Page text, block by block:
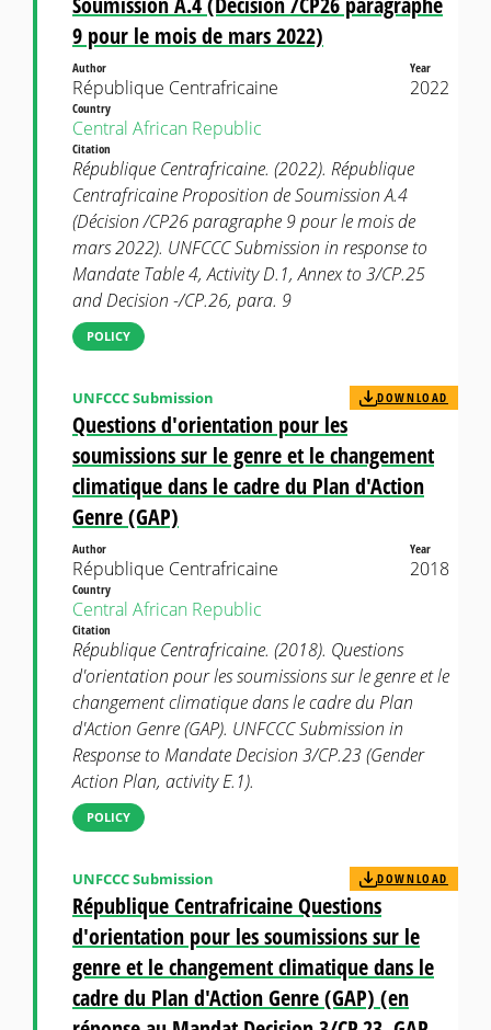
9 pour le mois de mars 2022)
Author
République Centrafricaine
Year
2022
Country
Central African Republic
Citation
République Centrafricaine. (2022). République
Centrafricaine Proposition de Soumission A.4
(Décision /CP26 paragraphe 9 pour le mois de
mars 2022). UNFCCC Submission in response to
Mandate Table 4, Activity D.1, Annex to 3/CP.25
and Decision -/CP.26, para. 9
POLICY
Questions d'orientation pour les
soumissions sur le genre et le changement
climatique dans le cadre du Plan d'Action
Genre (GAP)
UNFCCC Submission DOWNLOAD
Author
République Centrafricaine
Year
2018
Country
Central African Republic
Citation
République Centrafricaine. (2018). Questions
d'orientation pour les soumissions sur le genre et le
changement climatique dans le cadre du Plan
d'Action Genre (GAP). UNFCCC Submission in
Response to Mandate Decision 3/CP.23 (Gender
Action Plan, activity E.1).
POLICY
République Centrafricaine Questions
d'orientation pour les soumissions sur le
genre et le changement climatique dans le
cadre du Plan d'Action Genre (GAP) (en
UNFCCC Submission DOWNLOAD